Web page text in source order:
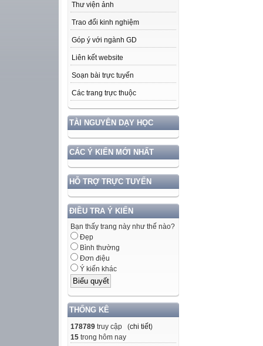
Thư viện ảnh
Trao đổi kinh nghiệm
Góp ý với ngành GD
Liên kết website
Soạn bài trực tuyến
Các trang trực thuộc
TÀI NGUYÊN DẠY HỌC
CÁC Ý KIẾN MỚI NHẤT
HỖ TRỢ TRỰC TUYẾN
ĐIỀU TRA Ý KIẾN
Bạn thấy trang này như thế nào?
Đẹp
Bình thường
Đơn điệu
Ý kiến khác
THỐNG KÊ
178789 truy cập (chi tiết)
15 trong hôm nay